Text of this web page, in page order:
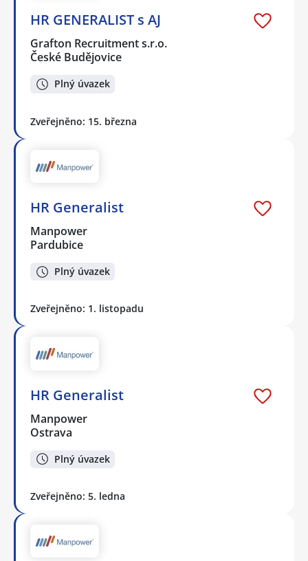
HR GENERALIST s AJ
Grafton Recruitment s.r.o.
České Budějovice
Plný úvazek
Zveřejněno: 15. března
HR Generalist
Manpower
Pardubice
Plný úvazek
Zveřejněno: 1. listopadu
HR Generalist
Manpower
Ostrava
Plný úvazek
Zveřejněno: 5. ledna